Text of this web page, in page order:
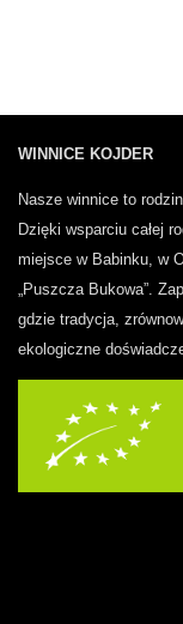
WINNICE KOJDER
Nasze winnice to
Dzięki wsparciu całej
miejsce w Babinku, w
„Puszcza Bukowa”.
gdzie tradycja,
ekologiczne